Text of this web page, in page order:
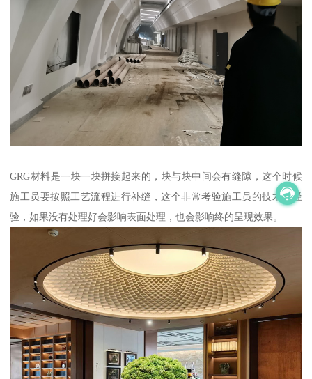
GRG材料是一块一块拼接起来的，块与块中间会有缝隙，这个时候
施工员要按照工艺流程进行补缝，这个非常考验施工员的技术和经
验，如果没有处理好会影响表面处理，也会影响终的呈现效果。